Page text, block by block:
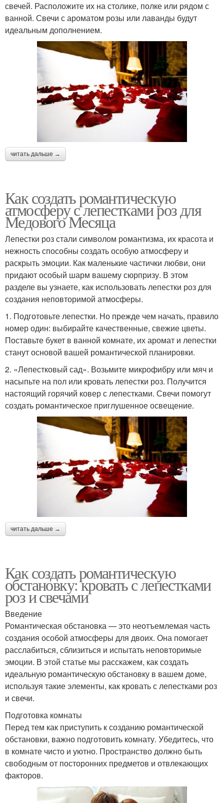
свечей. Расположите их на столике, полке или рядом с
ванной. Свечи с ароматом розы или лаванды будут
идеальным дополнением.
читать дальше →
Как создать романтическую
атмосферу с лепестками роз для
Медового Месяца
Лепестки роз стали символом романтизма, их красота и
нежность способны создать особую атмосферу и
раскрыть эмоции. Как маленькие частички любви, они
придают особый шарм вашему сюрпризу. В этом
разделе вы узнаете, как использовать лепестки роз для
создания неповторимой атмосферы.
1. Подготовьте лепестки. Но прежде чем начать, правило
номер один: выбирайте качественные, свежие цветы.
Поставьте букет в ванной комнате, их аромат и лепестки
станут основой вашей романтической планировки.
2. «Лепестковый сад». Возьмите микрофибру или мяч и
насыпьте на пол или кровать лепестки роз. Получится
настоящий горячий ковер с лепестками. Свечи помогут
создать романтическое приглушенное освещение.
читать дальше →
Как создать романтическую
обстановку: кровать с лепестками
роз и свечами
Введение
Романтическая обстановка — это неотъемлемая часть
создания особой атмосферы для двоих. Она помогает
расслабиться, сблизиться и испытать неповторимые
эмоции. В этой статье мы расскажем, как создать
идеальную романтическую обстановку в вашем доме,
используя такие элементы, как кровать с лепестками роз
и свечи.
Подготовка комнаты
Перед тем как приступить к созданию романтической
обстановки, важно подготовить комнату. Убедитесь, что
в комнате чисто и уютно. Пространство должно быть
свободным от посторонних предметов и отвлекающих
факторов.